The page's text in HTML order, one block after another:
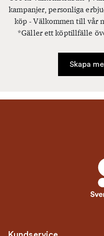
kampanjer, personliga
köp - Välkommen till vår
*Gäller ett köptillfälle
Skapa